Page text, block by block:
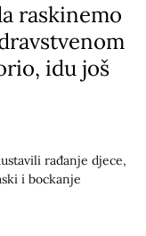
raskinemo
idu još
rađanje djece,
i bockanje